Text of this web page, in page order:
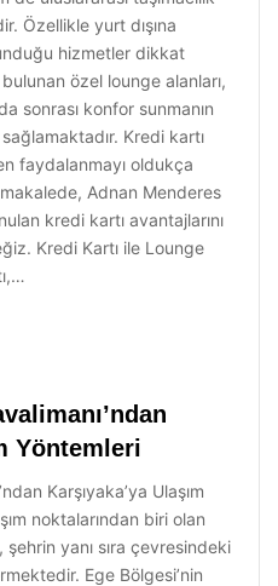
Özellikle yurt dışına
hizmetler dikkat
özel lounge alanları,
sonrası konfor sunmanın
Kredi kartı
faydalanmayı oldukça
Adnan Menderes
kredi kartı avantajlarını
Kredi Kartı ile Lounge
Yöntemleri
Karşıyaka’ya Ulaşım
noktalarından biri olan
yanı sıra çevresindeki
Ege Bölgesi’nin